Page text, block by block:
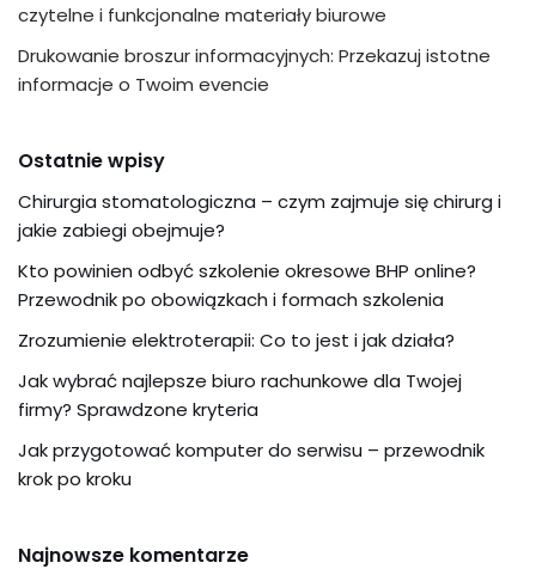
czytelne i funkcjonalne materiały biurowe
Drukowanie broszur informacyjnych: Przekazuj istotne
informacje o Twoim evencie
Ostatnie wpisy
Chirurgia stomatologiczna – czym zajmuje się chirurg i
jakie zabiegi obejmuje?
Kto powinien odbyć szkolenie okresowe BHP online?
Przewodnik po obowiązkach i formach szkolenia
Zrozumienie elektroterapii: Co to jest i jak działa?
Jak wybrać najlepsze biuro rachunkowe dla Twojej
firmy? Sprawdzone kryteria
Jak przygotować komputer do serwisu – przewodnik
krok po kroku
Najnowsze komentarze